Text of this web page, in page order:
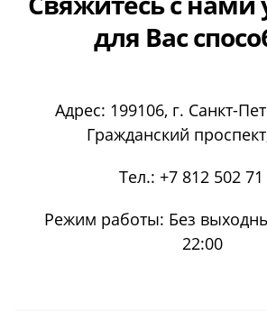
для Вас
Адрес: 199106, г. Санкт-
Гражданский
Тел.: +7 812 502
Режим работы: Без
22:00